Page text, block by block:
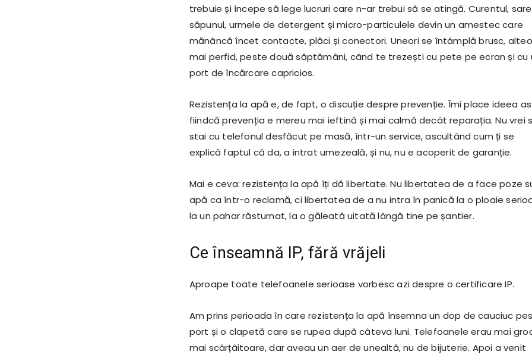
trebuie și începe să lege lucruri care n-ar trebui să se atingă. Curentul,
săpunul, urmele de detergent și micro-particulele devin un amestec care
mănâncă încet contacte, plăci și conectori. Uneori se întâmplă brusc,
mai perfid, peste două săptămâni, când te trezești cu pete pe ecran și cu
port de încărcare capricios.
Rezistența la apă e, de fapt, o discuție despre prevenție. Îmi place ideea
fiindcă prevenția e mereu mai ieftină și mai calmă decât reparația. Nu vrei
stai cu telefonul desfăcut pe masă, într-un service, ascultând cum ți se
explică faptul că da, a intrat umezeală, și nu, nu e acoperit de garanție.
Mai e ceva: rezistența la apă îți dă libertate. Nu libertatea de a face poze
apă ca într-o reclamă, ci libertatea de a nu intra în panică la o ploaie
la un pahar răsturnat, la o găleată uitată lângă tine pe șantier.
Ce înseamnă IP, fără vrăjeli
Aproape toate telefoanele serioase vorbesc azi despre o certificare IP.
Am prins perioada în care rezistența la apă însemna un dop de cauciuc
port și o clapetă care se rupea după câteva luni. Telefoanele erau mai
mai scârțâitoare, dar aveau un aer de unealtă, nu de bijuterie. Apoi a venit